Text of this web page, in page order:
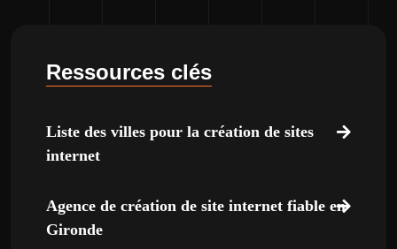
Ressources clés
Liste des villes pour la création de sites
internet
Agence de création de site internet fiable en
Gironde